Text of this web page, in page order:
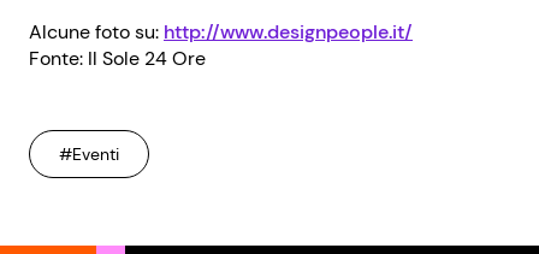
Alcune foto su: http://www.designpeople.it/
Fonte: Il Sole 24 Ore
#Eventi